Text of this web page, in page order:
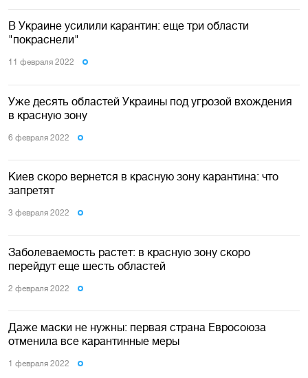
В Украине усилили карантин: еще три области
"покраснели"
11 февраля 2022
Уже десять областей Украины под угрозой вхождения
в красную зону
6 февраля 2022
Киев скоро вернется в красную зону карантина: что
запретят
3 февраля 2022
Заболеваемость растет: в красную зону скоро
перейдут еще шесть областей
2 февраля 2022
Даже маски не нужны: первая страна Евросоюза
отменила все карантинные меры
1 февраля 2022